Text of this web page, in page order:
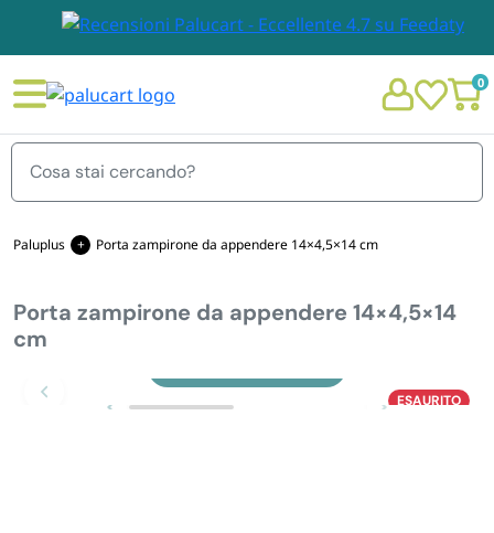
0
Menu
STOVIGLIE E TOVAGLIOLI
GIARDINO E ARREDO PER ESTERNO
Chi siamo
Personalizzazione Monouso
Paluplus Porta zampirone da appendere 14×4,5×14 cm
Porta zampirone da appendere 14×4,5×14
cm
ESAURITO
Zoom